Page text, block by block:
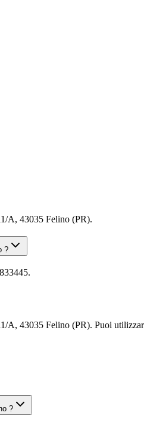
A, 43035 Felino (PR).
?
A, 43035 Felino (PR). Puoi
?